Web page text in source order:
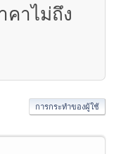
คาไม่ถึง
การกระทำของผู้ใช้